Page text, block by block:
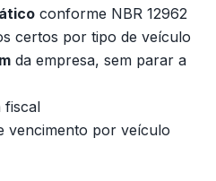
conforme NBR 12962
certos por tipo de veículo
da empresa, sem parar a
fiscal
vencimento por veículo